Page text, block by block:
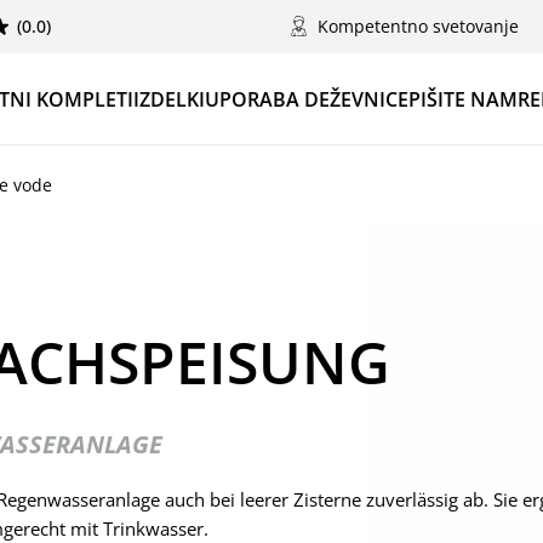
(0.0) Kompetentno svetovanje
KOMPLETIIZDELKIUPORABA DEŽEVNICEPIŠITE NAM
vode
auch bei leerer Zisterne zuverlässig ab. Sie
mit Trinkwasser.